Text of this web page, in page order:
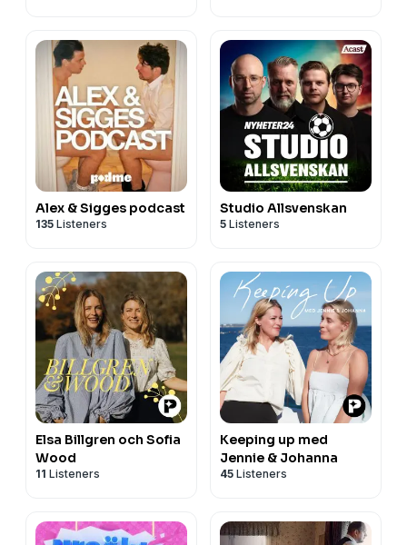
Alex & Sigges podcast
135 Listeners
Studio Allsvenskan
5 Listeners
Elsa Billgren och Sofia
Wood
11 Listeners
Keeping up med
Jennie & Johanna
45 Listeners